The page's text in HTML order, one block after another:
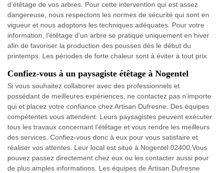
d’étêtage de vos arbres. Pour cette intervention qui est assez
dangereuse, nous respectons les normes de sécurité qui sont en
vigueur et nous adoptons les techniques adéquates. Pour votre
information, l’étêtage d’un arbre se pratique uniquement en hiver
afin de favoriser la production des pousses dès le début du
printemps. Les périodes de forte chaleur sont à éviter à tout prix.
Confiez-vous à un paysagiste étêtage à Nogentel
Si vous souhaitez collaborer avec des professionnels et
possédant de meilleures expériences, ne contactez pas n’importe
qui et placez votre confiance chez Artisan Dufresne. Des équipes
compétentes vous attendent. Leurs paysagistes peuvent exécuter
tous les travaux concernant l’étêtage et vous rendre les meilleurs
des services. Confiez-vous donc à eux pour vous satisfaire et
réaliser vos attentes. Leur local est situé à Nogentel 02400.Vous
pouvez passez directement chez eux ou les contacter aussi pour
de plus amples informations. Les équipes de Artisan Dufresne